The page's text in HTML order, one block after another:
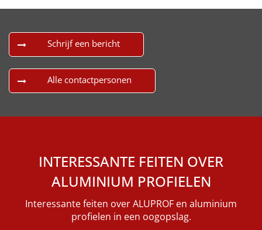
Schrijf een bericht
Alle contactpersonen
INTERESSANTE FEITEN OVER
ALUMINIUM PROFIELEN
Interessante feiten over ALUPROF en aluminium
profielen in een oogopslag.